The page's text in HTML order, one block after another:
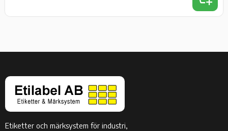
Add
Etiketter och märksystem för industri,